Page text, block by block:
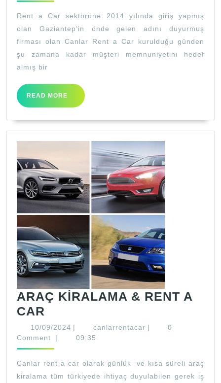
a
Car
Rent a Car sektörüne 2014 yılında giriş yapmış
olan Gaziantep‘in önde gelen adını duyurmuş
firması olan Canlar Rent a Car kurulduğu günden
şu zamana kadar müşteri memnuniyetini hedef
almış bir
READ MORE
READ
MORE
ARAÇ KİRALAMA & RENT A
CAR
KİRALAMA
&
A
10/09/202410/09/2024
| canlarrentacar canlarrentacar
|
0
Comment
| 09:35
Canlar rent a car olarak günlük ve kısa süreli araç
kiralama tüm türkiyede ihtiyaç duyulabilen gerek iş